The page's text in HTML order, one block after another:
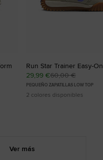
Run Star Trainer Easy-On
29,99 €60,00 €
PEQUEÑO ZAPATILLAS LOW TOP
2 colores disponibles
Ver más